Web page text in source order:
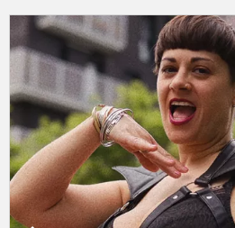
Le choix de Jansi